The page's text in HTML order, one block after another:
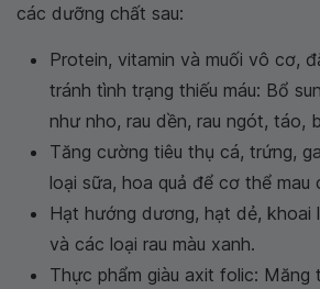
các dưỡng chất sau:
Protein, vitamin và muối vô cơ,
tránh tình trạng thiếu máu: Bổ
như nho, rau dền, rau ngót, táo,
Tăng cường tiêu thụ cá, trứng,
loại sữa, hoa quả để cơ thể mau
Hạt hướng dương, hạt dẻ, khoai
và các loại rau màu xanh.
Thực phẩm giàu axit folic: Măng